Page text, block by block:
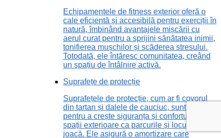
Echipamentele de fitness exterior oferă o
cale eficientă și accesibilă pentru exerciții în
natură, îmbinând avantajele mișcării cu
aerul curat pentru a sprijini sănătatea inimii,
tonifierea mușchilor și scăderea stresului.
Totodată, ele întăresc comunitatea, creând
un spațiu de întâlnire activă.
Suprafețe de protecție
Suprafețele de protecție, cum ar fi covorul
din tartan și dalele de cauciuc, sunt vitale
pentru a crește siguranța și confortul în
spații exterioare ca parcurile și locurile de
joacă. Ele asigură o amortizare care